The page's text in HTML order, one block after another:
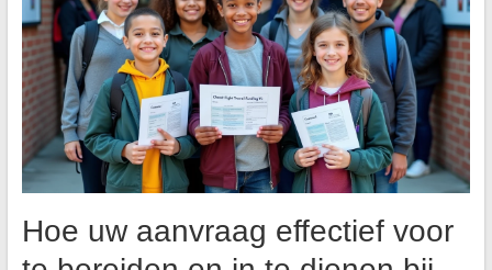
Hoe uw aanvraag effectief voor